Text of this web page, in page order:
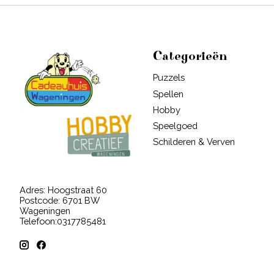
Adres: Hoogstraat 60
Postcode: 6701 BW
Wageningen
Telefoon:0317785481
Categorieën
Puzzels
Spellen
Hobby
Speelgoed
Schilderen & Verven